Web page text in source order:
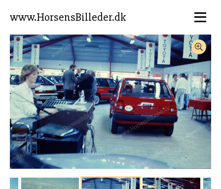
www.HorsensBilleder.dk